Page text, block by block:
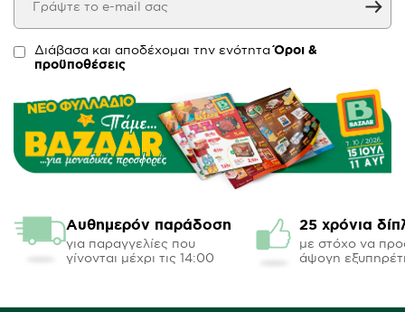
Διάβασα και αποδέχομαι την ενότηταΌροι &
προϋποθέσεις
Αυθημερόν παράδοση
για παραγγελίες που
γίνονται μέχρι τις 14:00
25 χρόνια
με στόχο να
άψογη